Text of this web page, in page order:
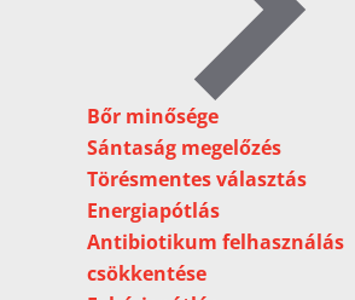
Bőr minősége
Sántaság megelőzés
Törésmentes választás
Energiapótlás
Antibiotikum felhasználás
csökkentése